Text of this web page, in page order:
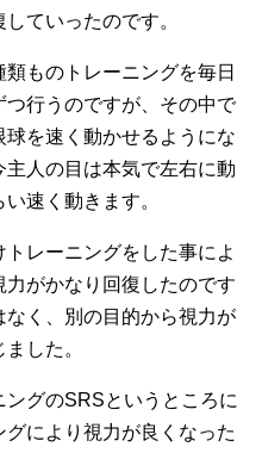
ていったのです。
ものトレーニングを毎日
つ行うのですが、その中で
を速く動かせるようにな
人の目は本気で左右に動
速く動きます。
レーニングをした事によ
がかなり回復したのです
く、別の目的から視力が
した。
グのSRSというところに
により視力が良くなった